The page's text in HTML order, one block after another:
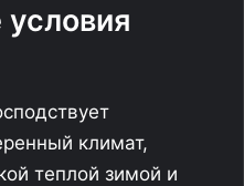
климат,
теплой зимой и